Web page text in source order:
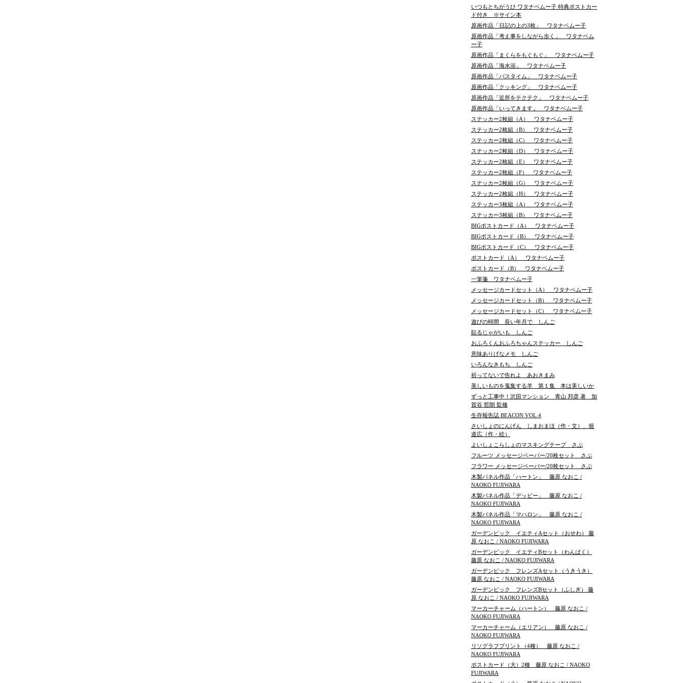
いつもとちがうひ ワタナベムー子 特典ポストカー
ド付き ※サイン本
原画作品「日記の上の3枚」 ワタナベムー子
原画作品「考え事をしながら歩く」 ワタナベム
ー子
原画作品「まくらをもぐもぐ」 ワタナベムー子
原画作品「海水浴」 ワタナベムー子
原画作品「バスタイム」 ワタナベムー子
原画作品「クッキング」 ワタナベムー子
原画作品「近所をテクテク」 ワタナベムー子
原画作品「いってきます」 ワタナベムー子
ステッカー2枚組（A） ワタナベムー子
ステッカー2枚組（B） ワタナベムー子
ステッカー2枚組（C） ワタナベムー子
ステッカー2枚組（D） ワタナベムー子
ステッカー2枚組（E） ワタナベムー子
ステッカー2枚組（F） ワタナベムー子
ステッカー2枚組（G） ワタナベムー子
ステッカー2枚組（H） ワタナベムー子
ステッカー3枚組（A） ワタナベムー子
ステッカー3枚組（B） ワタナベムー子
BIGポストカード（A） ワタナベムー子
BIGポストカード（B） ワタナベムー子
BIGポストカード（C） ワタナベムー子
ポストカード（A） ワタナベムー子
ポストカード（B） ワタナベムー子
一筆箋 ワタナベムー子
メッセージカードセット（A） ワタナベムー子
メッセージカードセット（B） ワタナベムー子
メッセージカードセット（C） ワタナベムー子
遊びの時間 長い年月で しんご
貼るじゃがいも しんご
おふろくんおふろちゃんステッカー しんご
意味ありげなメモ しんご
いろんなきもち しんご
祈ってないで告れよ あおきまみ
美しいものを蒐集する羊 第１集 本は美しいか
ずっと工事中！沢田マンション 青山 邦彦 著 加
賀谷 哲朗 監修
生存報告誌 BEACON VOL.4
さいしょのにんげん しまおまほ（作・文）、堀
道広（作・絵）
よいしょこらしょのマスキングテープ さぶ
フルーツ メッセージペーパー/20枚セット さぶ
フラワー メッセージペーパー/20枚セット さぶ
木製パネル作品「ハートン」 藤原 なおこ /
NAOKO FUJIWARA
木製パネル作品「デッピー」 藤原 なおこ /
NAOKO FUJIWARA
木製パネル作品「マハロン」 藤原 なおこ /
NAOKO FUJIWARA
ガーデンピック イエティAセット（おせわ） 藤
原 なおこ / NAOKO FUJIWARA
ガーデンピック イエティBセット（わんぱく）
藤原 なおこ / NAOKO FUJIWARA
ガーデンピック フレンズAセット（うきうき）
藤原 なおこ / NAOKO FUJIWARA
ガーデンピック フレンズBセット（ふしぎ） 藤
原 なおこ / NAOKO FUJIWARA
マーカーチャーム（ハートン） 藤原 なおこ /
NAOKO FUJIWARA
マーカーチャーム（エリアン） 藤原 なおこ /
NAOKO FUJIWARA
リソグラフプリント（4種） 藤原 なおこ /
NAOKO FUJIWARA
ポストカード（大）2種 藤原 なおこ / NAOKO
FUJIWARA